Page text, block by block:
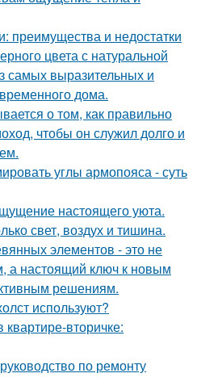
преимущества и недостатки
цвета с натуральной
самых выразительных и
дома.
о том, как правильно
чтобы он служил долго и
углы армопояса - суть
настоящего уюта.
свет, воздух и тишина.
элементов - это не
а настоящий ключ к новым
решениям.
используют?
вторичке:
по ремонту